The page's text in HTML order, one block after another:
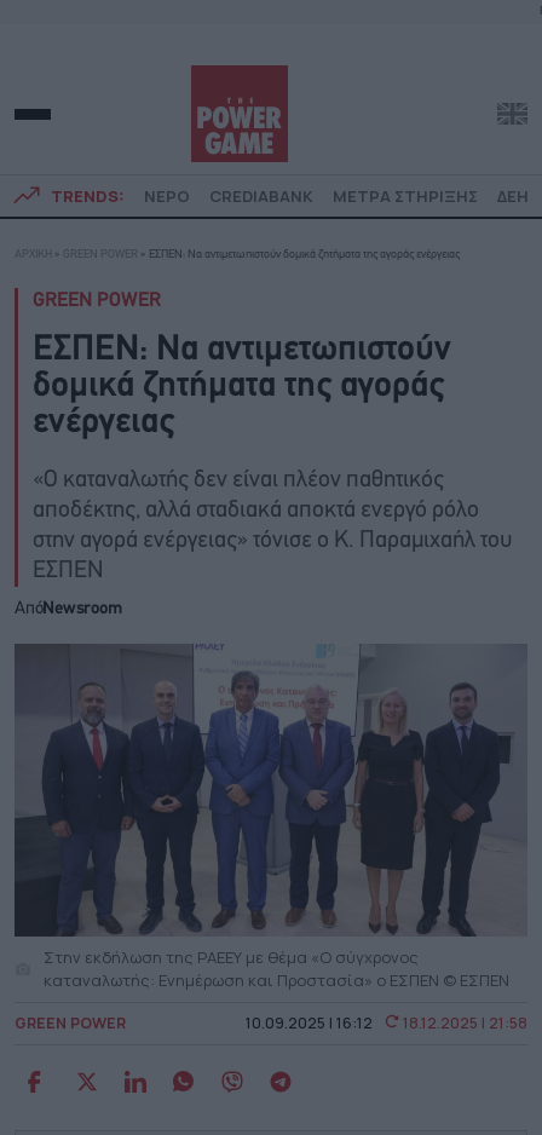
TRENDS: ΝΕΡΟ CREDIABANK ΜΕΤΡΑ ΣΤΗΡΙΞΗΣ ΔΕΗ
ΑΡΧΙΚΗ » GREEN POWER » ΕΣΠΕΝ: Να αντιμετωπιστούν δομικά ζητήματα της αγοράς ενέργειας
GREEN POWER
ΕΣΠΕΝ: Να αντιμετωπιστούν
δομικά ζητήματα της αγοράς
ενέργειας
«Ο καταναλωτής δεν είναι πλέον παθητικός
αποδέκτης, αλλά σταδιακά αποκτά ενεργό ρόλο
στην αγορά ενέργειας» τόνισε ο Κ. Παραμιχαήλ του
ΕΣΠΕΝ
ΑπόNewsroom
Στην εκδήλωση της ΡΑΕΕΥ με θέμα «Ο σύγχρονος
καταναλωτής: Ενημέρωση και Προστασία» ο ΕΣΠΕΝ © ΕΣΠΕΝ
GREEN POWER 10.09.2025 | 16:12 18.12.2025 | 21:58